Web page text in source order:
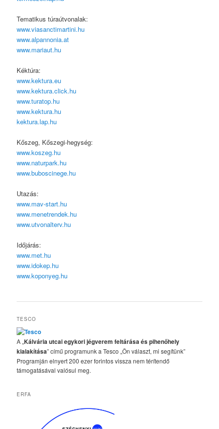
Tematikus túraútvonalak:
www.viasanctimartini.hu
www.alpannonia.at
www.mariaut.hu
Kéktúra:
www.kektura.eu
www.kektura.click.hu
www.turatop.hu
www.kektura.hu
kektura.lap.hu
Kőszeg, Kőszegi-hegység:
www.koszeg.hu
www.naturpark.hu
www.buboscinege.hu
Utazás:
www.mav-start.hu
www.menetrendek.hu
www.utvonalterv.hu
Időjárás:
www.met.hu
www.idokep.hu
www.koponyeg.hu
TESCO
A „Kálvária utcai egykori jégverem feltárása és pihenőhely
kialakítása” című programunk a Tesco „Ön választ, mi segítünk”
Programján elnyert 200 ezer forintos vissza nem térítendő
támogatásával valósul meg.
ERFA